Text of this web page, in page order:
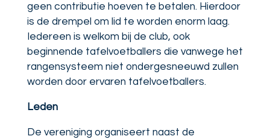
geen contributie hoeven te betalen. Hierdoor
is de drempel om lid te worden enorm laag.
Iedereen is welkom bij de club, ook
beginnende tafelvoetballers die vanwege het
rangensysteem niet ondergesneeuwd zullen
worden door ervaren tafelvoetballers.
Leden
De vereniging organiseert naast de